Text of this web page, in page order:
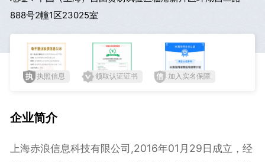
888号2幢1区23025室
执照信息 领取认证证书 加入实名保障
企业简介
上海赤浪信息科技有限公司,2016年01月29日成立，经